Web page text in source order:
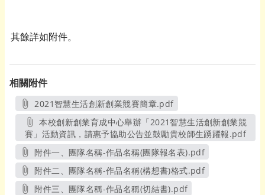
其餘詳如附件。
相關附件
2021智慧生活創新創業競賽簡章.pdf
另開新視窗
本校創新創業育成中心舉辦「2021智慧生活創新創業競
賽」活動資訊，請惠予協助公告並鼓勵貴校師生踴躍報.pdf另開
附件一、團隊名稱-作品名稱(團隊報名表).pdf
另開新視窗
附件二、團隊名稱-作品名稱(構想書)格式.pdf
另開新視窗
附件三、團隊名稱-作品名稱(切結書).pdf